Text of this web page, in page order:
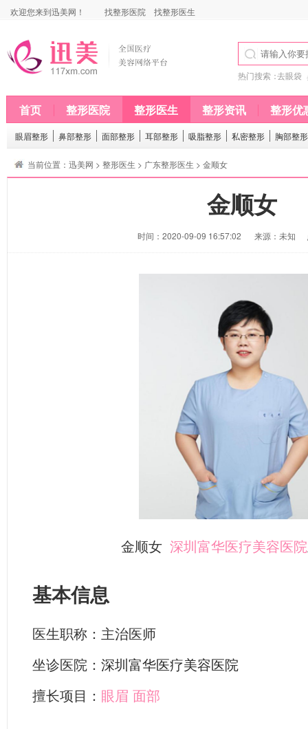
欢迎您来到迅美网！ 找整形医院 找整形医生
热门搜索：去眼袋
首页 整形医院 整形医生 整形资讯 整形优
眼眉整形 鼻部整形 面部整形 耳部整形 吸脂整形 私密整形 胸部整形
当前位置： 迅美网 > 整形医生 > 广东整形医生 > 金顺女
金顺女
时间：2020-09-09 16:57:02 来源：未知
金顺女 深圳富华医疗美容医院
基本信息
医生职称：主治医师
坐诊医院： 深圳富华医疗美容医院
擅长项目： 眼眉 面部